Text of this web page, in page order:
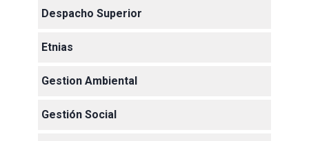
Despacho Superior
Etnias
Gestion Ambiental
Gestión Social